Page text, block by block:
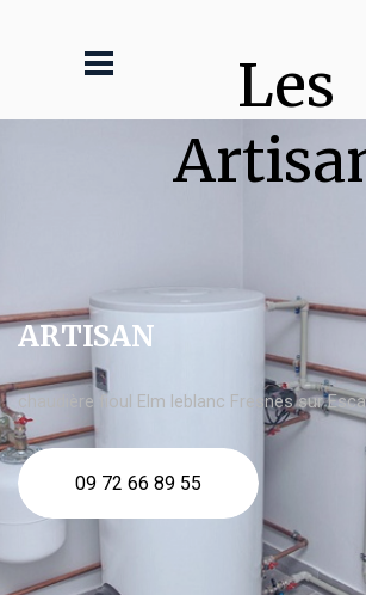
Les
ARTISAN
chaudière fioul Elm leblanc Fresnes sur
09 72 66 89 55